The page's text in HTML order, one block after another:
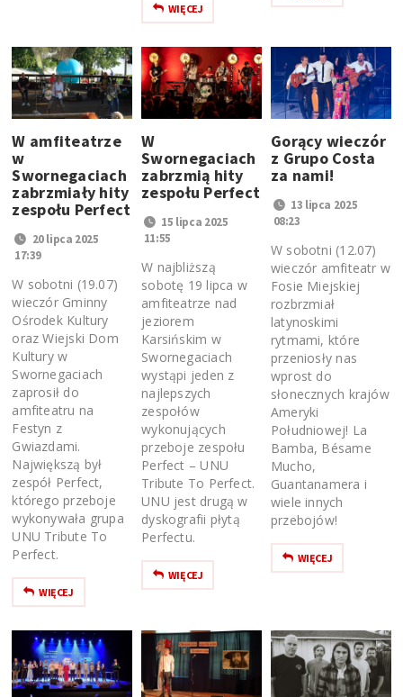
WIĘCEJ
W amfiteatrze
w
Swornegaciach
zabrzmiały hity
zespołu Perfect
20 lipca 2025
17:39
W sobotni (19.07)
wieczór Gminny
Ośrodek Kultury
oraz Wiejski Dom
Kultury w
Swornegaciach
zaprosił do
amfiteatru na
Festyn z
Gwiazdami.
Największą był
zespół Perfect,
którego przeboje
wykonywała grupa
UNU Tribute To
Perfect.
WIĘCEJ
W
Swornegaciach
zabrzmią hity
zespołu Perfect
15 lipca 2025
11:55
W najbliższą
sobotę 19 lipca w
amfiteatrze nad
jeziorem
Karsińskim w
Swornegaciach
wystąpi jeden z
najlepszych
zespołów
wykonujących
przeboje zespołu
Perfect – UNU
Tribute To Perfect.
UNU jest drugą w
dyskografii płytą
Perfectu.
WIĘCEJ
Gorący wieczór
z Grupo Costa
za nami!
13 lipca 2025
08:23
W sobotni (12.07)
wieczór amfiteatr w
Fosie Miejskiej
rozbrzmiał
latynoskimi
rytmami, które
przeniosły nas
wprost do
słonecznych krajów
Ameryki
Południowej! La
Bamba, Bésame
Mucho,
Guantanamera i
wiele innych
przebojów!
WIĘCEJ